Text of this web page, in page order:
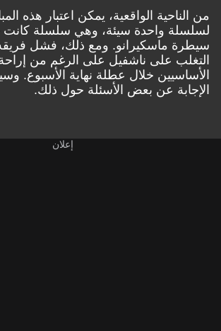
من الناحية الواقعية، يمكن اعتبار هذه
لسلسلة واحدة سيئة، وهي سلسلة
سيطرة ماسكيرانو. ومع ذلك، فشل
التغلب على ناشفيل على الرغم من إراحة
الأساسيين خلال عطلة نهاية الأسبوع.
الإجابة عن بعض الأسئلة حول ذلك.